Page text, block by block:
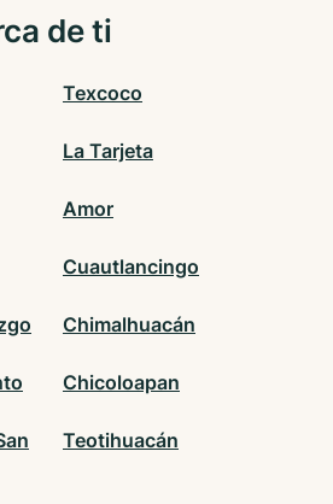
de ti
Texcoco
La Tarjeta
Amor
Cuautlancingo
Chimalhuacán
Chicoloapan
Teotihuacán